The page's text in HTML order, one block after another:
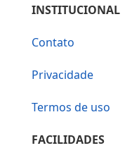
INSTITUCIONAL
Contato
Privacidade
Termos de uso
FACILIDADES